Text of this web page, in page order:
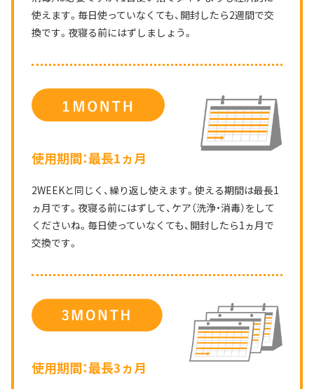
使えます。 毎日使っていなくても、開封したら2週間で交
換です。 夜寝る前にはずしましょう。
使用期間：最長1ヵ月
2WEEKと同じく、繰り返し使えます。 使える期間は最長1
ヵ月です。 夜寝る前にはずして、ケア（洗浄・消毒）をして
くださいね。 毎日使っていなくても、開封したら1ヵ月で
交換です。
使用期間：最長3ヵ月